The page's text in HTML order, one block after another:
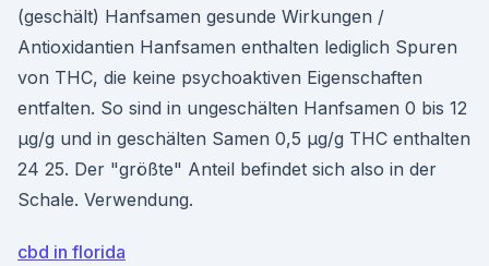
(geschält) Hanfsamen gesunde Wirkungen /
Antioxidantien Hanfsamen enthalten lediglich Spuren
von THC, die keine psychoaktiven Eigenschaften
entfalten. So sind in ungeschälten Hanfsamen 0 bis 12
µg/g und in geschälten Samen 0,5 µg/g THC enthalten
24 25. Der "größte" Anteil befindet sich also in der
Schale. Verwendung.
cbd in florida